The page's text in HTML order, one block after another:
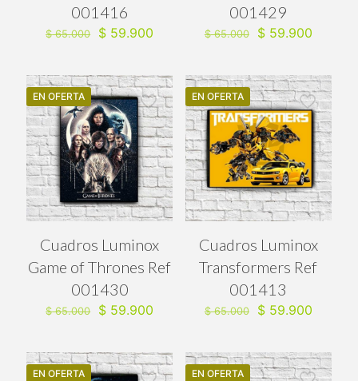
001416
$65.000
El
era:
$ 65.000.
$ 59.900
es:
$ 59.900.
001429
$65.000
El
era:
$ 65.000.
$59.900El
es:
$
EN OFERTA
Cuadros Luminox
Game of Thrones Ref
001430
$65.000
El
era:
$ 65.000.
$ 59.900
es:
$ 59.900.
EN OFERTA
Cuadros Luminox
Transformers Ref
001413
$65.000
El
era:
$ 65.000.
$59.900El
es:
$
EN OFERTA EN OFERTA